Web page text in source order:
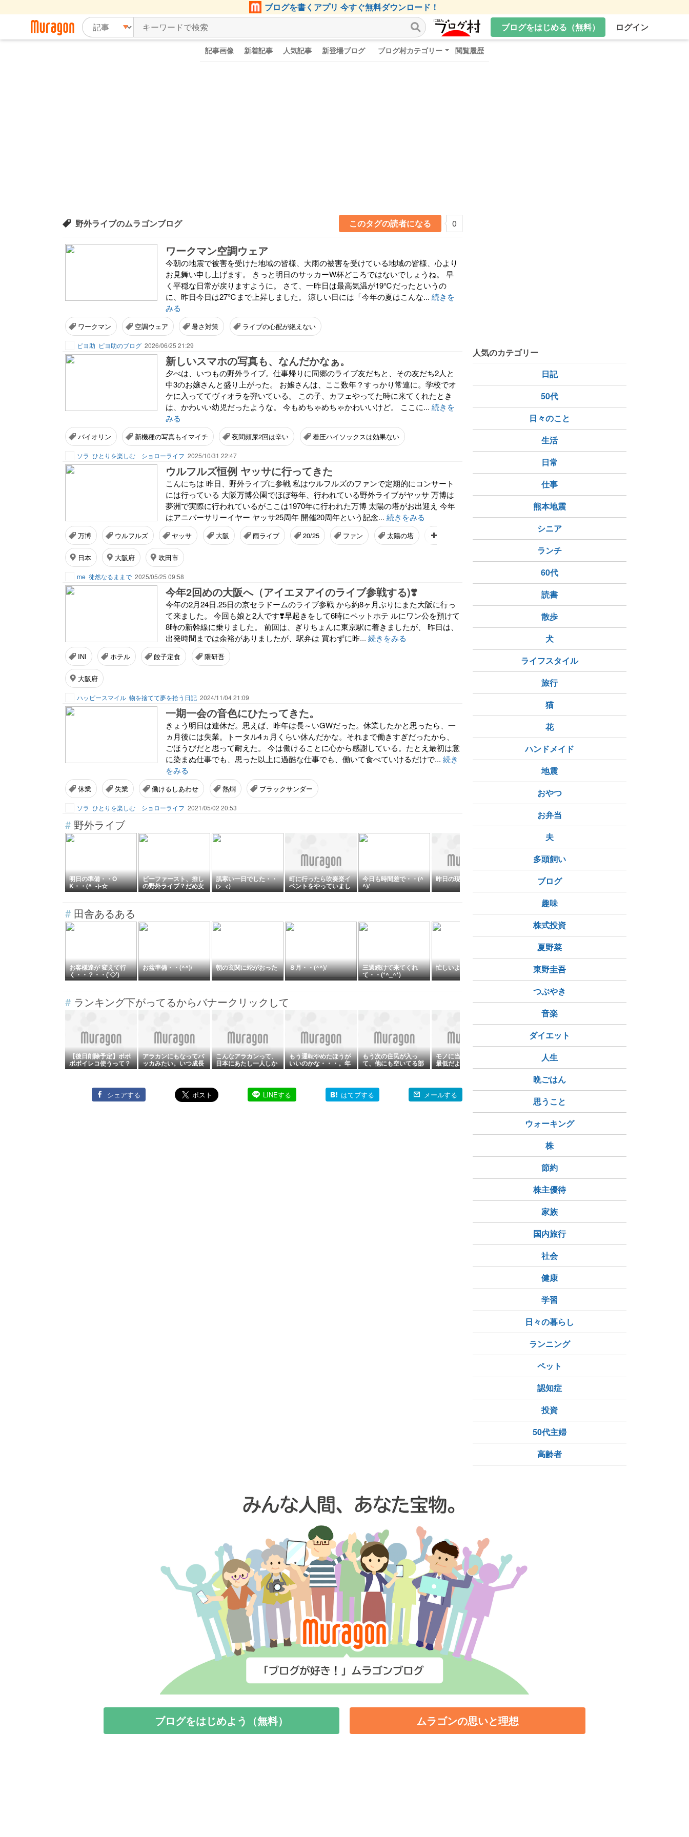
ブログを書くアプリ 今すぐ無料ダウンロード！
ブログをはじめる（無料）
ログイン
記事画像 新着記事 人気記事 新登場ブログ ブログ村カテゴリー 閲覧履歴
野外ライブのムラゴンブログ このタグの読者になる 0
ワークマン空調ウェア
今朝の地震で被害を受けた地域の皆様、大雨の被害を受けている地域の皆様、心より
お見舞い申し上げます。 きっと明日のサッカーW杯どころではないでしょうね。 早
く平穏な日常が戻りますように。 さて、一昨日は最高気温が19℃だったというの
に、昨日今日は27℃まで上昇しました。 涼しい日には「今年の夏はこんな... 続きを
みる
ワークマン 空調ウェア 暑さ対策 ライブの心配が絶えない
ピヨ助 ピヨ助のブログ 2026/06/25 21:29
新しいスマホの写真も、なんだかなぁ。
夕べは、いつもの野外ライブ。仕事帰りに同郷のライブ友だちと、その友だち2人と
中3のお嬢さんと盛り上がった。 お嬢さんは、ここ数年？すっかり常連に。学校でオ
ケに入っててヴィオラを弾いている。 この子、カフェやってた時に来てくれたとき
は、かわいい幼児だったような。 今もめちゃめちゃかわいいけど。 ここに... 続きを
みる
バイオリン 新機種の写真もイマイチ 夜間頻尿2回は辛い 着圧ハイソックスは効果ない
ソラ ひとりを楽しむ ショローライフ 2025/10/31 22:47
ウルフルズ恒例 ヤッサに行ってきた
こんにちは 昨日、野外ライブに参戦 私はウルフルズのファンで定期的にコンサート
には行っている 大阪万博公園でほぼ毎年、行われている野外ライブがヤッサ 万博は
夢洲で実際に行われているがここは1970年に行われた万博 太陽の塔がお出迎え 今年
はアニバーサリーイヤー ヤッサ25周年 開催20周年という記念... 続きをみる
万博 ウルフルズ ヤッサ 大阪 雨ライブ 20/25 ファン 太陽の塔
日本 大阪府 吹田市
me 徒然なるままで 2025/05/25 09:58
今年2回めの大阪へ（アイエヌアイのライブ参戦する)❣️
今年の2月24日.25日の京セラドームのライブ参戦 から約8ヶ月ぶりにまた大阪に行っ
て来ました。 今回も娘と2人です❣️早起きをして6時にペットホテ ルにワン公を預けて
8時の新幹線に乗りました。 前回は、ぎりちょんに東京駅に着きましたが、 昨日は、
出発時間までは余裕がありましたが、駅弁は 買わずに昨... 続きをみる
INI ホテル 餃子定食 隈研吾
大阪府
ハッピースマイル 物を捨てて夢を拾う日記 2024/11/04 21:09
一期一会の音色にひたってきた。
きょう明日は連休だ。思えば、昨年は長～いGWだった。休業したかと思ったら、一
ヵ月後には失業。トータル4ヵ月くらい休んだかな。それまで働きすぎだったから、
ごほうびだと思って耐えた。 今は働けることに心から感謝している。たとえ最初は意
に染まぬ仕事でも、思った以上に過酷な仕事でも、働いて食べていけるだけで... 続き
をみる
休業 失業 働けるしあわせ 熱燗 ブラックサンダー
ソラ ひとりを楽しむ ショローライフ 2021/05/02 20:53
# 野外ライブ
明日の準備・・O
K・・(^_-)-☆
ビーファースト、推し
の野外ライブ？だめ女
は医者時々ジム
肌寒い一日でした・・
(>_<)
町に行ったら吹奏楽イ
ベントをやっていまし
た。吹奏楽って楽しい
今日も時間差で・・(^
^)/
昨日の現場 二回目になるという話
養！）
# 田舎あるある
お客様達が 変えて行
く・・？・・('◇')ゞ
お盆準備・・(^^)/ 朝の玄関に蛇がおった ８月・・(^^)/ 三週続けて来てくれ
て・・(*^_^*)
忙しいよ～～(・_・;) いつもの日常・・(^^)/
る現象
# ランキング下がってるからバナークリックして
【後日削除予定】ボボ
ボボイレコ使うって？
クレーマー扱いかよ！
アラカンにもなってバ
ッカみたい。いつ成長
するのか。一生バカの
こんなアラカンって、
日本にあたし一人しか
いない。いや世界にも
もう運転やめたほうが
いいのかな・・・。年
は取りたくない。
もう次の住民が入っ
て、他にも空いてる部
屋があるのになんで？
モノに当たるなんて、
最低だよな！
【ネタバレ注意】クビ
にされても明るく逞し
く、次々職が決まる姿
に、なぜか勇気づけら
れたあたし(笑)
シェアする LINEする はてブする メールする
人気のカテゴリー
日記
50代
日々のこと
生活
日常
仕事
熊本地震
シニア
ランチ
60代
読書
散歩
犬
ライフスタイル
旅行
猫
花
ハンドメイド
地震
おやつ
お弁当
夫
多頭飼い
ブログ
趣味
株式投資
夏野菜
東野圭吾
つぶやき
音楽
ダイエット
人生
晩ごはん
思うこと
ウォーキング
株
節約
株主優待
家族
国内旅行
社会
健康
学習
日々の暮らし
ランニング
ペット
認知症
投資
50代主婦
高齢者
ブログをはじめよう（無料） ムラゴンの思いと理想